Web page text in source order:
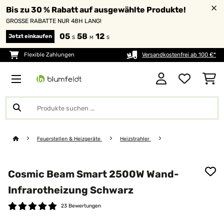
Bis zu 30 % Rabatt auf ausgewählte Produkte!
GROSSE RABATTE NUR 48H LANG!
Jetzt einkaufen 05 S 58 M 12 S
Flexible Zahlungen Versandkostenfrei ab 100 €*
Feuerstellen & Heizgeräte Heizstrahler
Cosmic Beam Smart 2500W Wand-
Infrarotheizung Schwarz
23 Bewertungen